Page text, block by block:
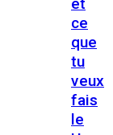
ce
que
tu
veux
fais
le